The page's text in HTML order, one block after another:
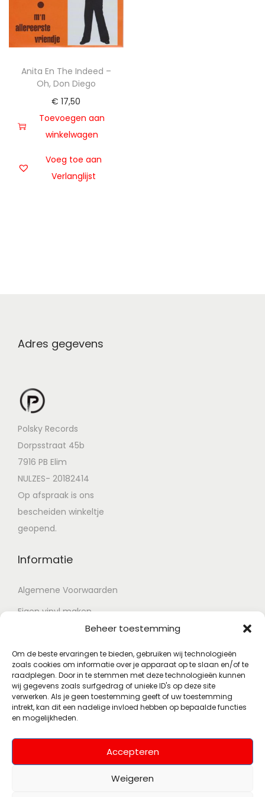
Beheer toestemming
Om de beste ervaringen te bieden, gebruiken wij technologieën
zoals cookies om informatie over je apparaat op te slaan en/of te
raadplegen. Door in te stemmen met deze technologieën kunnen
wij gegevens zoals surfgedrag of unieke ID's op deze site
verwerken. Als je geen toestemming geeft of uw toestemming
intrekt, kan dit een nadelige invloed hebben op bepaalde functies
en mogelijkheden.
Accepteren
Weigeren
Anita En The Indeed –
Oh, Don Diego
€ 17,50
Toevoegen aan
winkelwagen
Voeg toe aan
Verlanglijst
Adres gegevens
Polsky Records
Dorpsstraat 45b
7916 PB Elim
NULZES- 20182414
Op afspraak is ons
bescheiden winkeltje
geopend.
Informatie
Algemene Voorwaarden
Eigen vinyl maken
Retour voorwaarden
Contact
Account
Mijn account
Wenslijst